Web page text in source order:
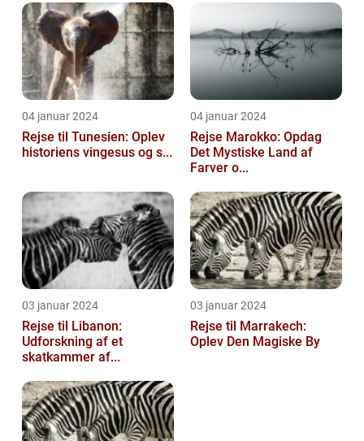
04 januar 2024
Rejse til Tunesien: Oplev
historiens vingesus og s...
04 januar 2024
Rejse Marokko: Opdag
Det Mystiske Land af
Farver o...
03 januar 2024
Rejse til Libanon:
Udforskning af et
skatkammer af...
03 januar 2024
Rejse til Marrakech:
Oplev Den Magiske By